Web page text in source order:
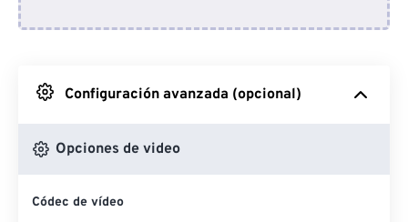
Desde Google Drive
Desde OneDrive
Desde URL
Configuración avanzada (opcional)
Opciones de video
Códec de vídeo